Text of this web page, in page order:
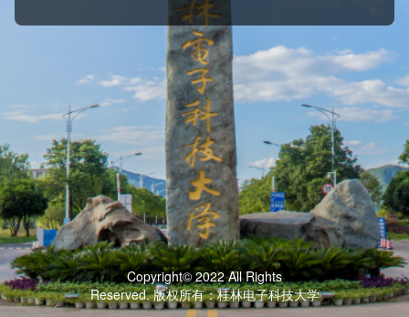
Copyright© 2022 All Rights
Reserved. 版权所有：桂林电子科技大学